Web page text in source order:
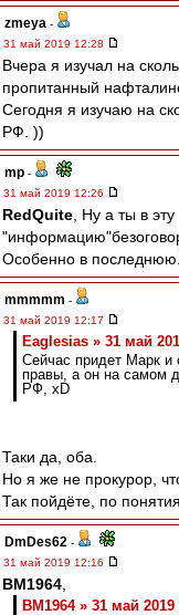
zmeya -
31 май 2019 12:28
Вчера я изучал на
пропитанный
Сегодня я изучаю на
РФ. ))
mp -
31 май 2019 12:26
RedQuite , Ну а ты в эту
Особенно в
mmmmm -
31 май 2019 12:17
Eaglesias » 31 май
Сейчас придет Марк и
правы, а он на самом
РФ, xD
Таки да, оба.
Но я же не прокурор,
Так пойдёте, по
DmDes62 -
31 май 2019 12:16
BM1964
BM1964 » 31 май 2019